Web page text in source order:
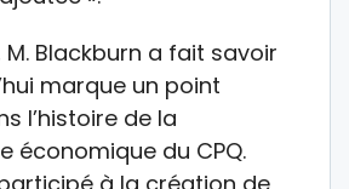
M. Blackburn a fait savoir
marque un point
l’histoire de la
économique du CPQ.